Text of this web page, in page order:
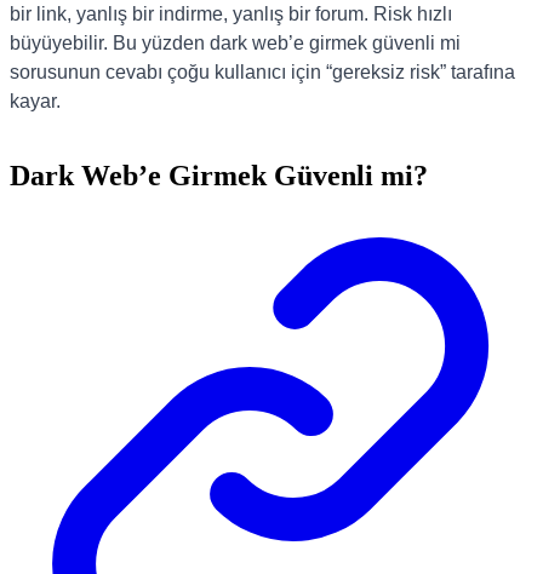
bir link, yanlış bir indirme, yanlış bir forum. Risk hızlı
büyüyebilir. Bu yüzden dark web’e girmek güvenli mi
sorusunun cevabı çoğu kullanıcı için “gereksiz risk” tarafına
kayar.
Dark Web’e Girmek Güvenli mi?